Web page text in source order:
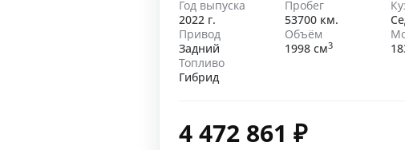
Год выпуска
2022 г.
Пробег
53700 км.
Привод
Задний
Объём
1998 см3
Топливо
Гибрид
4 472 861 ₽